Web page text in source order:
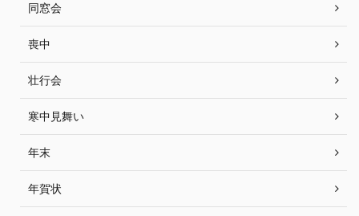
同窓会
喪中
壮行会
寒中見舞い
年末
年賀状